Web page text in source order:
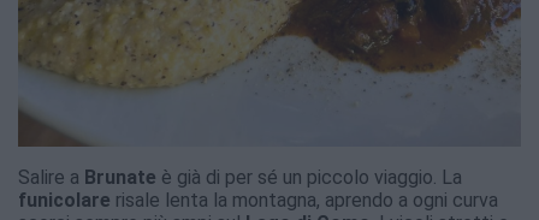
Salire a Brunate è già di per sé un piccolo viaggio. La
funicolare risale lenta la montagna, aprendo a ogni curva